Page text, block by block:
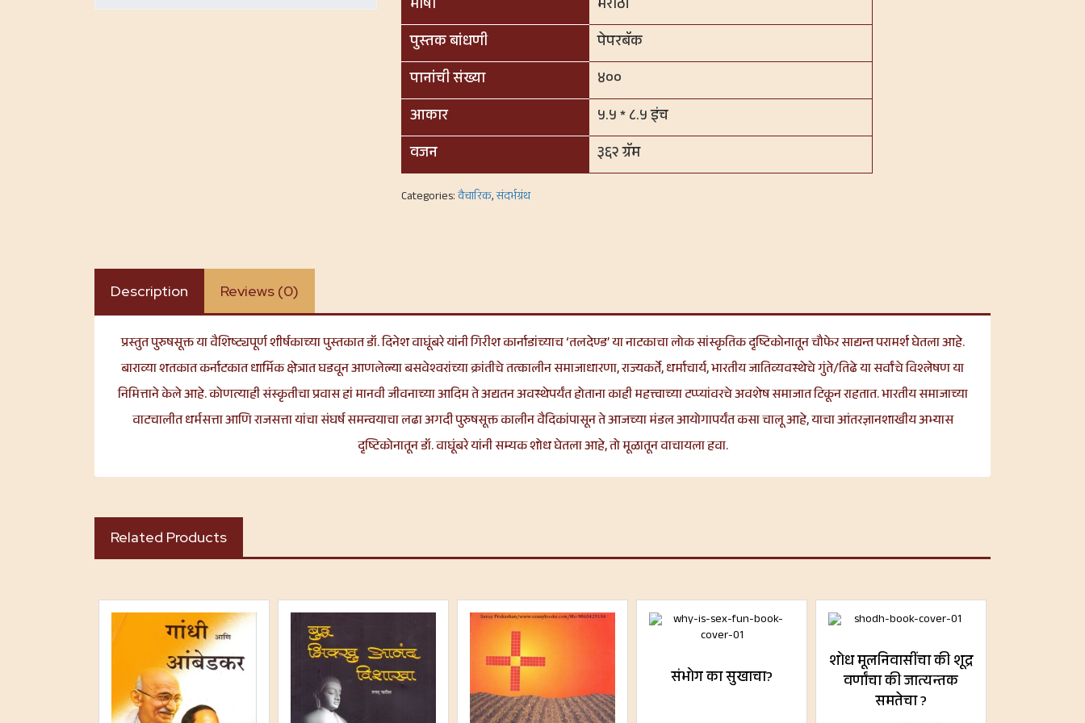
भाषा
मराठी
पुस्तक बांधणी
पेपरबॅक
पानांची संख्या
४००
आकार
५.५ * ८.५ इंच
वजन
३६२ ग्रॅम
Categories:वैचारिक,संदर्भग्रंथ
Description Reviews (0)
प्रस्तुत पुरुषसूक्त या वैशिष्ट्यपूर्ण शीर्षकाच्या पुस्तकात डॉ. दिनेश वाघूंबरे यांनी गिरीश कार्नाडांच्याच ‘तलदेण्ड’ या नाटकाचा लोक सांस्कृतिक दृष्टिकोनातून चौफेर साद्यन्त परामर्श घेतला आहे.
बाराव्या शतकात कर्नाटकात धार्मिक क्षेत्रात घडवून आणलेल्या बसवेश्वरांच्या क्रांतीचे तत्कालीन समाजाधारणा, राज्यकर्ते,धर्माचार्य, भारतीय जातिव्यवस्थेचे गुंते/तिढे या सर्वांचे विश्लेषण या
निमित्ताने केले आहे. कोणत्याही संस्कृतीचा प्रवास हां मानवी जीवनाच्या आदिम ते अद्यतन अवस्थेपर्यंत होताना काही महत्त्वाच्या टप्प्यांवरचे अवशेष समाजात टिकून राहतात. भारतीय समाजाच्या
वाटचालीत धर्मसत्ता आणि राजसत्ता यांचा संघर्ष समन्वयाचा लढा अगदी पुरुषसूक्त कालीन वैदिकांपासून ते आजच्या मंडल आयोगापर्यंत कसा चालू आहे, याचा आंतरज्ञानशाखीय अभ्यास
दृष्टिकोनातून डॉ. वाघूंबरे यांनी सम्यक शोध घेतला आहे, तो मूळातून वाचायला हवा.
Related Products
संभोग का सुखाचा?
शोध मूलनिवासींचा की शूद्र
वर्णांचा की जात्यन्तक
समतेचा ?